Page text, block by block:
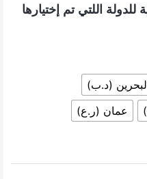
اللتي تم إختيارها
(د.ب)
عمان (ر.ع)